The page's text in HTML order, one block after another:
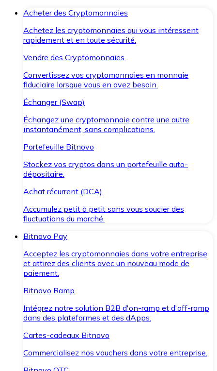
Acheter des Cryptomonnaies
Achetez les cryptomonnaies qui vous intéressent
rapidement et en toute sécurité.
Vendre des Cryptomonnaies
Convertissez vos cryptomonnaies en monnaie
fiduciaire lorsque vous en avez besoin.
Échanger (Swap)
Échangez une cryptomonnaie contre une autre
instantanément, sans complications.
Portefeuille Bitnovo
Stockez vos cryptos dans un portefeuille auto-
dépositaire.
Achat récurrent (DCA)
Accumulez petit à petit sans vous soucier des
fluctuations du marché.
Bitnovo Pay
Acceptez les cryptomonnaies dans votre entreprise
et attirez des clients avec un nouveau mode de
paiement.
Bitnovo Ramp
Intégrez notre solution B2B d'on-ramp et d'off-ramp
dans des plateformes et des dApps.
Cartes-cadeaux Bitnovo
Commercialisez nos vouchers dans votre entreprise.